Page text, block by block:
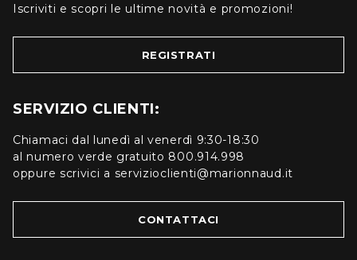
Iscriviti e scopri le ultime novità e promozioni!
REGISTRATI
SERVIZIO CLIENTI:
Chiamaci dal lunedì al venerdì 9:30-18:30
al numero verde gratuito 800.914.998
oppure scrivici a servizioclienti@marionnaud.it
CONTATTACI